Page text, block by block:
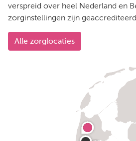
verspreid over heel Nederland en
zorginstellingen zijn
Alle zorglocaties